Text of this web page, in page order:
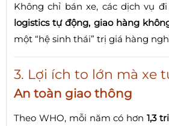
Không chỉ bán xe, các dịch vụ
logistics tự động, giao hàng
một “hệ sinh thái” trị giá hàng
3. Lợi ích to lớn mà xe
An toàn giao thông
Theo WHO, mỗi năm có hơn 1,3